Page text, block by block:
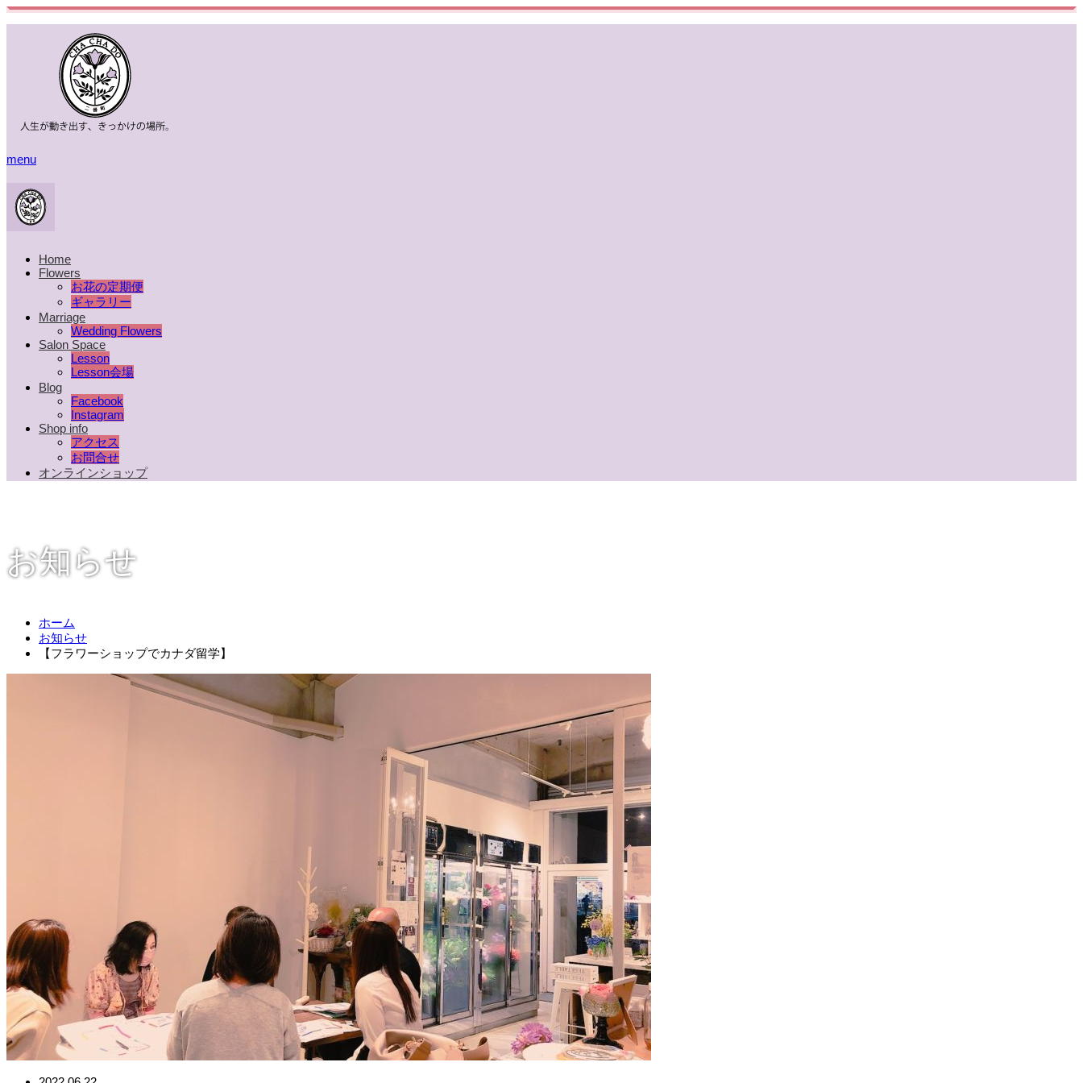
menu
Home
Flowers
お花の定期便
ギャラリー
Marriage
Wedding Flowers
Salon Space
Lesson
Lesson会場
Blog
Facebook
Instagram
Shop info
アクセス
お問合せ
オンラインショップ
お知らせ
ホーム
お知らせ
【フラワーショップでカナダ留学】